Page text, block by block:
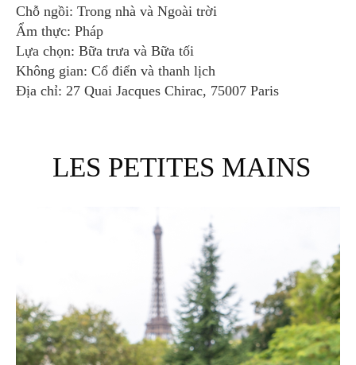
Chỗ ngồi: Trong nhà và Ngoài trời
Ẩm thực: Pháp
Lựa chọn: Bữa trưa và Bữa tối
Không gian: Cổ điển và thanh lịch
Địa chỉ: 27 Quai Jacques Chirac, 75007 Paris
LES PETITES MAINS